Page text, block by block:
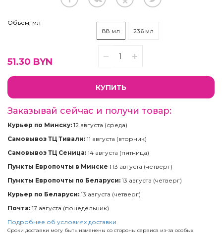
Объем, мл
88 мл
236 мл
51.30 BYN
КУПИТЬ
Заказывай сейчас и получи товар:
Курьер по Минску: 12 августа (среда)
Самовывоз ТЦ Тивали: 11 августа (вторник)
Самовывоз ТЦ Сеница: 14 августа (пятница)
Пункты Европочты в Минске : 13 августа (четверг)
Пункты Европочты по Беларуси: 13 августа (четверг)
Курьер по Беларуси: 13 августа (четверг)
Почта: 17 августа (понедельник)
Подробнее об условиях доставки
Сроки доставки могу быть изменены со стороны сервиса из-за особых